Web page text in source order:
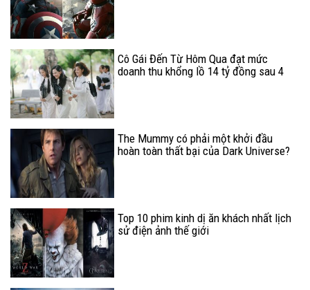
Cô Gái Đến Từ Hôm Qua đạt mức
doanh thu khổng lồ 14 tỷ đồng sau 4
The Mummy có phải một khởi đầu
hoàn toàn thất bại của Dark Universe?
Top 10 phim kinh dị ăn khách nhất lịch
sử điện ảnh thế giới